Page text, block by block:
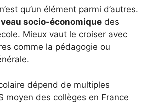
qu’un élément parmi d’autres.
socio-économique des
Mieux vaut le croiser avec
comme la pédagogie ou
dépend de multiples
moyen des collèges en France